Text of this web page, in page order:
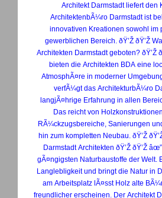
Architekt Darmstadt liefert den
ArchitektenbÃ¼ro Darmstadt ist
innovativen Kreationen sowohl im
gewerblichen Bereich. ðŸ’Ž ðŸ’Ž Was wird Dir von den
Architekten Darmstadt geboten? ðŸ’Ž ðŸ’Ž âœ”ï¸
bieten die Architekten BDA eine
AtmosphÃ¤re in moderner
verfÃ¼gt das ArchitekturbÃ¼ro
langjÃ¤hrige Erfahrung in allen
Das reicht von
RÃ¼ckzugsbereiche, Sanierungen
hin zum kompletten Neubau. ðŸ’Ž ðŸ’Ž Die Materialien der
Darmstadt Architekten ðŸ’Ž ðŸ’Ž âœ”ï¸ Holz ist einer der
gÃ¤ngigsten Naturbaustoffe der Welt.
Langlebligkeit und bringt die Natur in
am Arbeitsplatz lÃ¤sst Holz alte
freundlicher erscheinen. Der Architekt